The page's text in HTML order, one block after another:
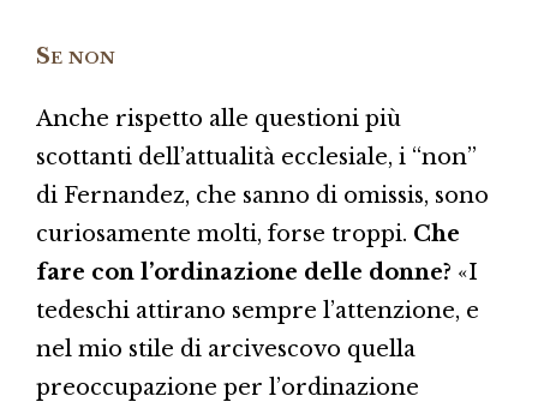
Se non
Anche rispetto alle questioni più
scottanti dell’attualità ecclesiale, i “non”
di Fernandez, che sanno di omissis, sono
curiosamente molti, forse troppi. Che
fare con l’ordinazione delle donne? «I
tedeschi attirano sempre l’attenzione, e
nel mio stile di arcivescovo quella
preoccupazione per l’ordinazione